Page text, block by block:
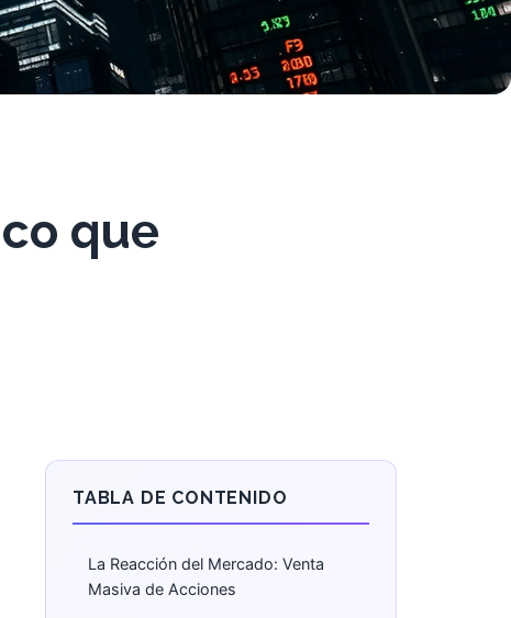
que
TABLA DE CONTENIDO
La Reacción del Mercado: Venta
Masiva de Acciones